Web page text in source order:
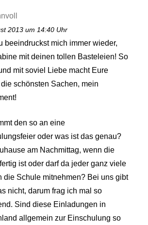
2013 um 14:40 Uhr
beeindruckst mich immer wieder,
mit deinen tollen Basteleien! So
mit soviel Liebe macht Eure
schönsten Sachen, mein
den so an eine
oder was ist das genau?
am Nachmittag, wenn die
ist oder darf da jeder ganz viele
die Schule mitnehmen? Bei uns gibt
nicht, darum frag ich mal so
Sind diese Einladungen in
allgemein zur Einschulung so